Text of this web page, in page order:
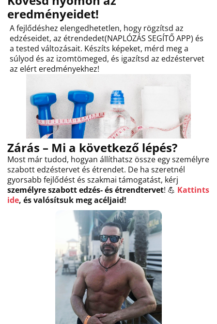
eredményeidet!
A fejlődéshez elengedhetetlen, hogy rögzítsd az
edzéseidet, az étrendedet(NAPLÓZÁS SEGÍTŐ APP) és
a tested változásait. Készíts képeket, mérd meg a
súlyod és az izomtömeged, és igazítsd az edzéstervet
az elért eredményekhez!
Zárás – Mi a következő lépés?
Most már tudod, hogyan állíthatsz össze egy személyre
szabott edzéstervet és étrendet. De ha szeretnél
gyorsabb fejlődést és szakmai támogatást, kérj
személyre szabott edzés- és étrendtervet! 💪 Kattints
ide, és valósítsuk meg acéljaid!